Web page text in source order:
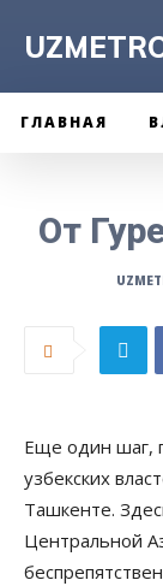
ГЛАВНАЯ
От
Еще один шаг,
узбекских
Ташкенте.
Центральной